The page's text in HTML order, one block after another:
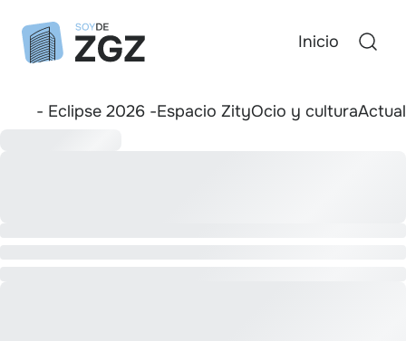
Inicio
- Eclipse 2026 -Espacio ZityOcio y cultura